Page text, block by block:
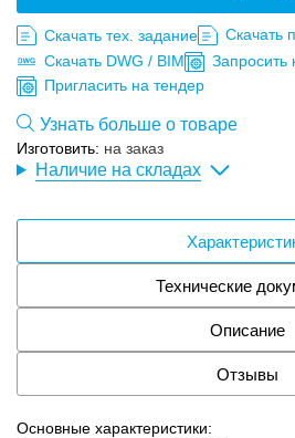
Изготовить: на заказ
Скачать тех. задание
Скачать
Скачать DWG / BIM
Запросить
Пригласить на тендер
Узнать больше о товаре
Наличие на складах
Технические
Описание
Отзывы
Основные характеристики: